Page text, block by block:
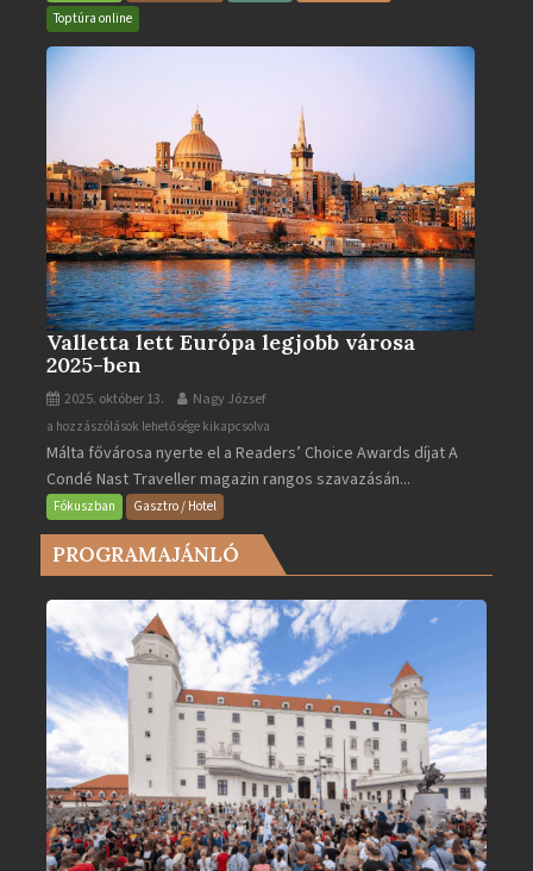
Gyógyfürdő
Toptúra online
Valletta lett Európa legjobb városa
2025-ben
2025. október 13. Nagy József
Valletta
lett
Európa
legjobb
városa
2025-
bejegyzéshez
a hozzászólások lehetősége kikapcsolva
Málta fővárosa nyerte el a Readers’ Choice Awards díjat A
Condé Nast Traveller magazin rangos szavazásán...
Fókuszban Gasztro / Hotel
PROGRAMAJÁNLÓ